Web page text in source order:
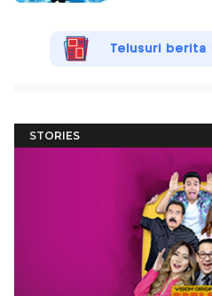
Telusuri berita